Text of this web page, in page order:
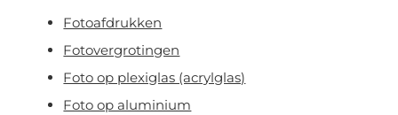
Fotoafdrukken
Fotovergrotingen
Foto op plexiglas (acrylglas)
Foto op aluminium